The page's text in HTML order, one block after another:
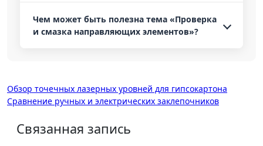
Чем может быть полезна тема «Проверка
и смазка направляющих элементов»?
Навигация
по
записям
Обзор точечных лазерных уровней для гипсокартона
Сравнение ручных и электрических заклепочников
Связанная запись